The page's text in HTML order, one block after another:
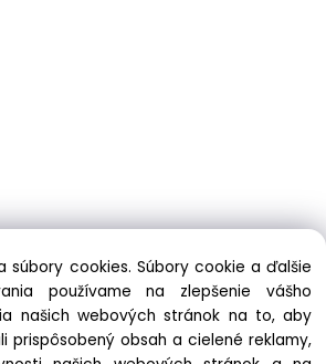
súbory cookies. Súbory cookie a ďalšie
používame na zlepšenie vášho
našich webových stránok na to, aby
prispôsobený obsah a cielené reklamy,